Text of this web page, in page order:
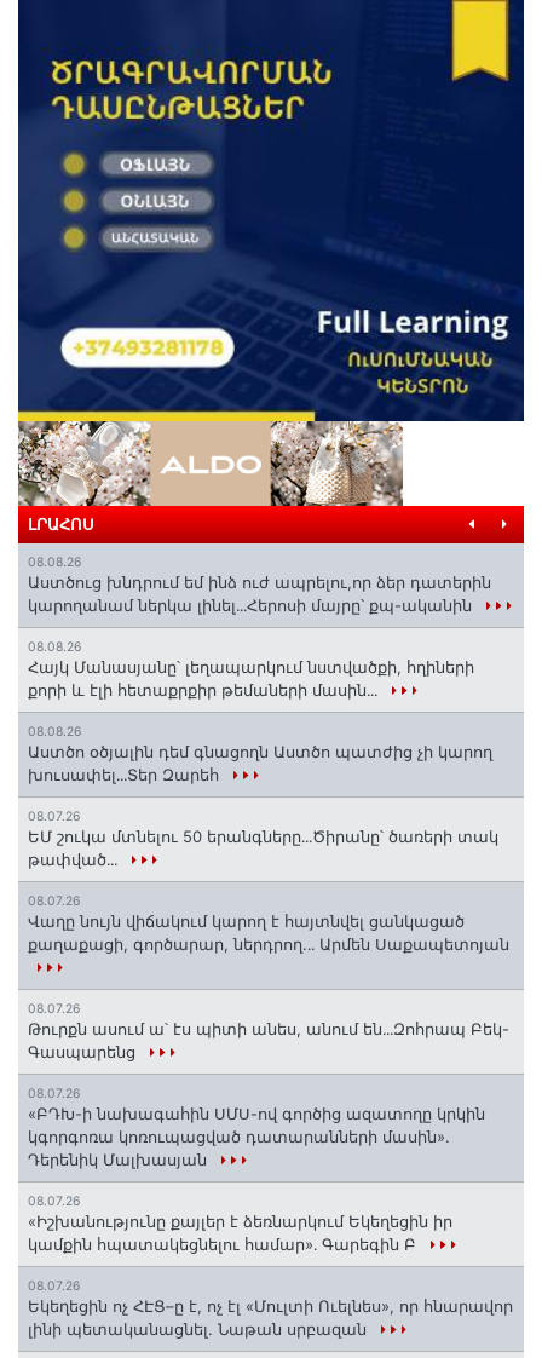
ԼՐԱՀՈՍ
08.08.26
Աստծուց խնդրում եմ ինձ ուժ ապրելու,որ ձեր դատերին
կարողանամ ներկա լինել․․․Հերոսի մայրը՝ քպ-ականին
08.08.26
Հայկ Մանասյանը՝ լեղապարկում նստվածքի, հղիների
քորի և էլի հետաքրքիր թեմաների մասին․․․
08.08.26
Աստծո օծյալին դեմ գնացողն Աստծո պատժից չի կարող
խուսափել․․․Տեր Զարեհ
08.07.26
ԵՄ շուկա մտնելու 50 երանգները․․․Ծիրանը՝ ծառերի տակ
թափված․․․
08.07.26
Վաղը նույն վիճակում կարող է հայտնվել ցանկացած
քաղաքացի, գործարար, ներդրող.․․ Արմեն Սաքապետոյան
08.07.26
Թուրքն ասում ա՝ էս պիտի անես, անում են․․․Զոհրապ Բեկ-
Գասպարենց
08.07.26
«ԲԴԽ-ի նախագահին ՍՄՍ-ով գործից ազատողը կրկին
կգորգոռա կոռուպացված դատարանների մասին».
Դերենիկ Մալխասյան
08.07.26
«Իշխանությունը քայլեր է ձեռնարկում Եկեղեցին իր
կամքին հպատակեցնելու համար»․ Գարեգին Բ
08.07.26
Եկեղեցին ոչ ՀԷՑ–ը է, ոչ էլ «Մուլտի Ուելնես», որ հնարավոր
լինի պետականացնել. Նաթան սրբազան